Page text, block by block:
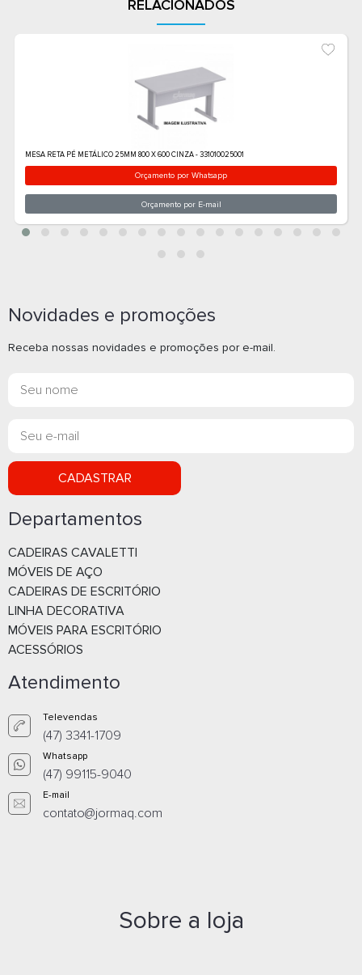
RELACIONADOS
Novidades e promoções
Receba nossas novidades e promoções por e-mail.
CADASTRAR
Departamentos
CADEIRAS CAVALETTI
MÓVEIS DE AÇO
CADEIRAS DE ESCRITÓRIO
LINHA DECORATIVA
MÓVEIS PARA ESCRITÓRIO
ACESSÓRIOS
Atendimento
Televendas
(47) 3341-1709
Whatsapp
(47) 99115-9040
E-mail
contato@jormaq.com
Sobre a loja